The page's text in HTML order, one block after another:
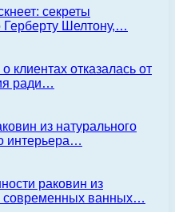
секреты
Герберту Шелтону,…
клиентах отказалась от
ради…
из натурального
интерьера…
раковин из
современных ванных…